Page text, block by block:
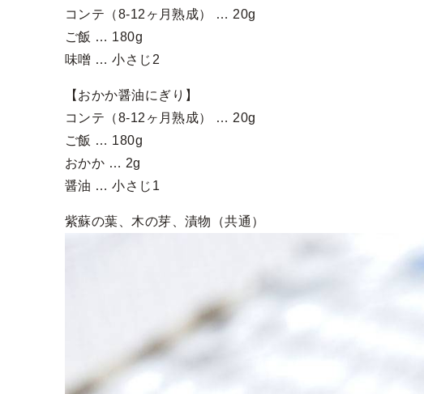
コンテ（8-12ヶ月熟成） … 20g
ご飯 … 180g
味噌 … 小さじ2
【おかか醤油にぎり】
コンテ（8-12ヶ月熟成） … 20g
ご飯 … 180g
おかか … 2g
醤油 … 小さじ1
紫蘇の葉、木の芽、漬物（共通）